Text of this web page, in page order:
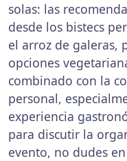
solas: las
desde los bistecs
el arroz de galeras,
opciones
combinado con la
personal,
experiencia
para discutir la
evento, no dudes